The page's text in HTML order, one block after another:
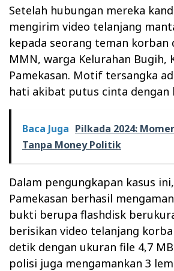
Setelah hubungan mereka
mengirim video telanjang
kepada seorang teman korban
MMN, warga Kelurahan Bugih,
Pamekasan. Motif tersangka
hati akibat putus cinta dengan
Baca Juga Pilkada 2024:
Tanpa Money Politik
Dalam pengungkapan kasus
Pamekasan berhasil
bukti berupa flashdisk
berisikan video telanjang
detik dengan ukuran file 4,7
polisi juga mengamankan 3